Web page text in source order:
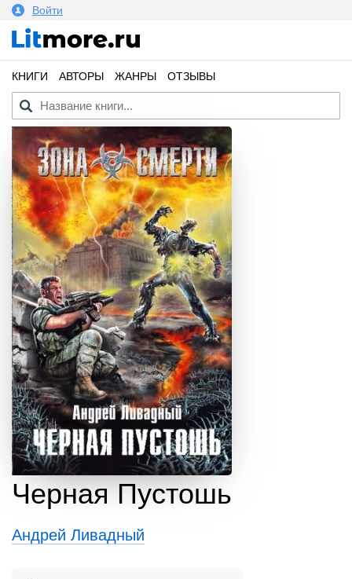
Войти
КНИГИ АВТОРЫ ЖАНРЫ ОТЗЫВЫ
Черная Пустошь
Андрей Ливадный